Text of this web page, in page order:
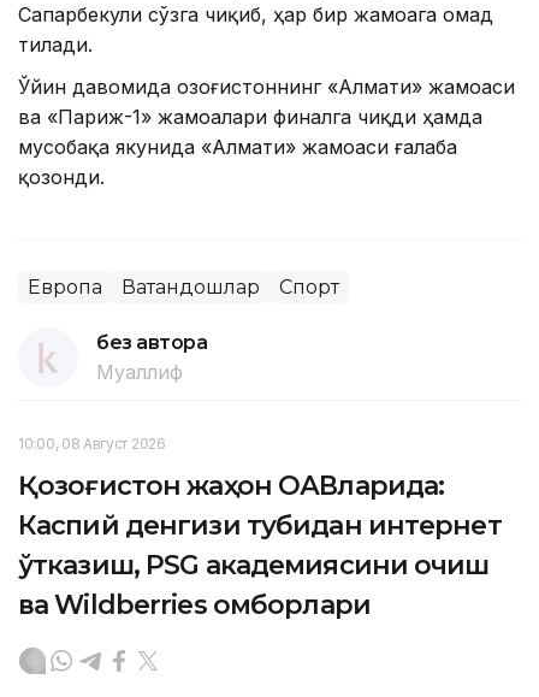
Сапарбекули сўзга чиқиб, ҳар бир жамоага омад
тилади.
Ўйин давомида Қозоғистоннинг «Алмати» жамоаси
ва «Париж-1» жамоалари финалга чиқди ҳамда
мусобақа якунида «Алмати» жамоаси ғалаба
қозонди.
Европа Ватандошлар Спорт
без автора
Муаллиф
10:00, 08 Август 2026
Қозоғистон жаҳон ОАВларида:
Каспий денгизи тубидан интернет
ўтказиш, PSG академиясини очиш
ва Wildberries омборлари